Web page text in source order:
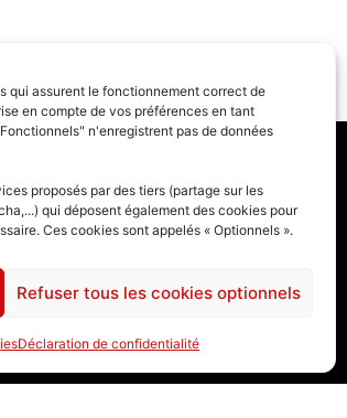
qui assurent le fonctionnement correct de
en compte de vos préférences en tant
n'enregistrent pas de données
proposés par des tiers (partage sur les
qui déposent également des cookies pour
Ces cookies sont appelés « Optionnels ».
Refuser tous les cookies optionnels
Déclaration de confidentialité